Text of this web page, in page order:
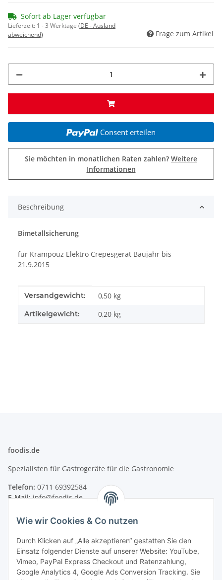
Wie wir Cookies & Co nutzen
Durch Klicken auf „Alle akzeptieren“ gestatten Sie den
Einsatz folgender Dienste auf unserer Website: YouTube,
Vimeo, PayPal Express Checkout und Ratenzahlung,
Google Analytics 4, Google Ads Conversion Tracking. Sie
Sofort ab Lager verfügbar
Lieferzeit: 1 - 3 Werktage (DE - Ausland
abweichend)
Frage zum Artikel
Consent erteilen
Sie möchten in monatlichen Raten zahlen? Weitere
Informationen
Beschreibung
Bimetallsicherung
für Krampouz Elektro Crepesgerät Baujahr bis
21.9.2015
Produkteigenschaft
Wert
Versandgewicht: 0,50 kg
Artikelgewicht: 0,20 kg
foodis.de
Spezialisten für Gastrogeräte für die Gastronomie
Telefon: 0711 69392584
E-Mail:info@foodis.de
Adresse:
Adolf-Murthum-Straße 23
70771 Leinfelden-Echterdingen
Deutschland
Supportzeiten:
Montag–Freitag, 08:00–17:00 Uhr